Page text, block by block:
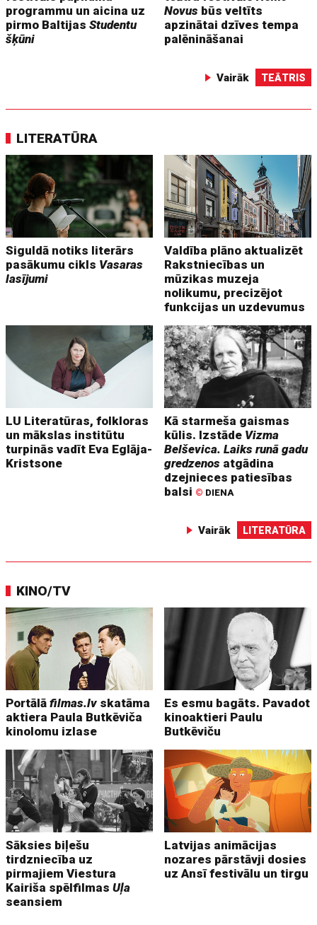
programmu un aicina uz
pirmo BaltijasStudentu
šķūni
Novus būs veltīts
apzinātai dzīves tempa
palēnināšanai
Vairāk TEĀTRIS
LITERATŪRA
Siguldā notiks literārs
pasākumu cikls Vasaras
lasījumi
Valdība plāno aktualizēt
Rakstniecības un
mūzikas muzeja
nolikumu, precizējot
funkcijas un uzdevumus
LU Literatūras, folkloras
un mākslas institūtu
turpinās vadīt Eva Eglāja-
Kristsone
Kā starmeša gaismas
kūlis. Izstāde Vizma
Belševica. Laiks runā gadu
gredzenos atgādina
dzejnieces patiesības
balsi © DIENA
Vairāk LITERATŪRA
KINO/TV
Portālāfilmas.lv skatāma
aktiera Paula Butkēviča
kinolomu izlase
Es esmu bagāts. Pavadot
kinoaktieri Paulu
Butkēviču
Sāksies biļešu
tirdzniecība uz
pirmajiem Viestura
Kairiša spēlfilmasUļa
seansiem
Latvijas animācijas
nozares pārstāvji dosies
uz Ansī festivālu un tirgu